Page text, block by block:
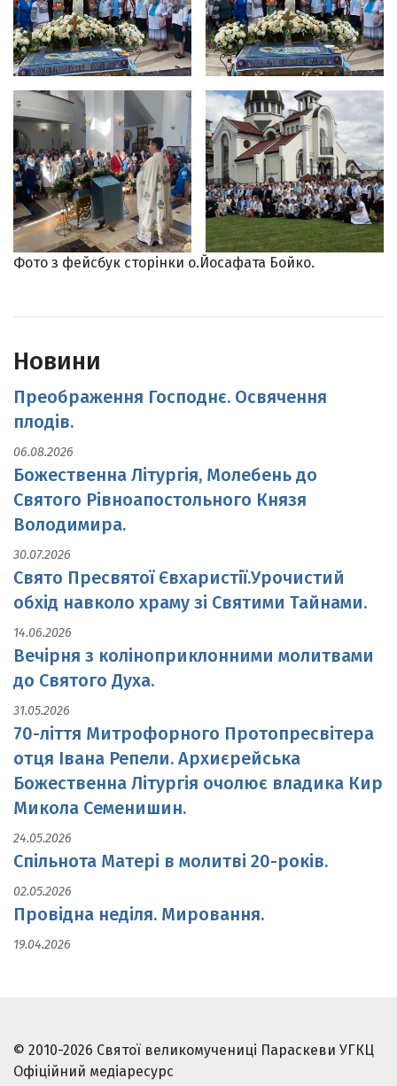
Фото з фейсбук сторінки о.Йосафата Бойко.
Новини
Преображення Господнє. Освячення
плодів.
06.08.2026
Божественна Літургія, Молебень до
Святого Рівноапостольного Князя
Володимира.
30.07.2026
Свято Пресвятої Євхаристії.Урочистий
обхід навколо храму зі Святими Тайнами.
14.06.2026
Вечірня з коліноприклонними молитвами
до Святого Духа.
31.05.2026
70-ліття Митрофорного Протопресвітера
отця Івана Репели. Архиєрейська
Божественна Літургія очолює владика Кир
Микола Семенишин.
24.05.2026
Спільнота Матері в молитві 20-років.
02.05.2026
Провідна неділя. Мировання.
19.04.2026
© 2010-2026 Святої великомучениці Параскеви УГКЦ
Офіційний медіаресурс